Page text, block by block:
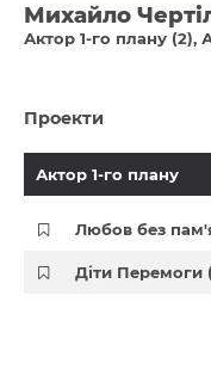
Михайло
Актор 1-го плану (2)
Проекти
Актор 1-го плану
Любов без
Діти Перемоги